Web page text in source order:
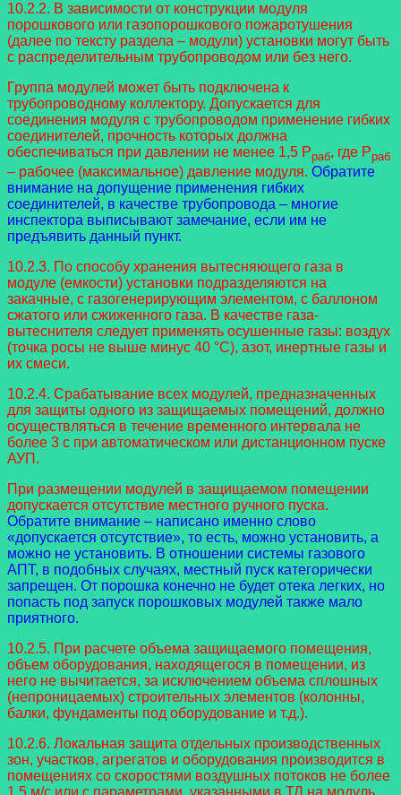
10.2.2. В зависимости от конструкции модуля
порошкового или газопорошкового пожаротушения
(далее по тексту раздела – модули) установки могут быть
с распределительным трубопроводом или без него.
Группа модулей может быть подключена к
трубопроводному коллектору. Допускается для
соединения модуля с трубопроводом применение гибких
соединителей, прочность которых должна
обеспечиваться при давлении не менее 1,5 Pраб, где Pраб
– рабочее (максимальное) давление модуля. Обратите
внимание на допущение применения гибких
соединителей, в качестве трубопровода – многие
инспектора выписывают замечание, если им не
предъявить данный пункт.
10.2.3. По способу хранения вытесняющего газа в
модуле (емкости) установки подразделяются на
закачные, с газогенерирующим элементом, с баллоном
сжатого или сжиженного газа. В качестве газа-
вытеснителя следует применять осушенные газы: воздух
(точка росы не выше минус 40 °C), азот, инертные газы и
их смеси.
10.2.4. Срабатывание всех модулей, предназначенных
для защиты одного из защищаемых помещений, должно
осуществляться в течение временного интервала не
более 3 с при автоматическом или дистанционном пуске
АУП.
При размещении модулей в защищаемом помещении
допускается отсутствие местного ручного пуска.
Обратите внимание – написано именно слово
«допускается отсутствие», то есть, можно установить, а
можно не установить. В отношении системы газового
АПТ, в подобных случаях, местный пуск категорически
запрещен. От порошка конечно не будет отека легких, но
попасть под запуск порошковых модулей также мало
приятного.
10.2.5. При расчете объема защищаемого помещения,
объем оборудования, находящегося в помещении, из
него не вычитается, за исключением объема сплошных
(непроницаемых) строительных элементов (колонны,
балки, фундаменты под оборудование и т.д.).
10.2.6. Локальная защита отдельных производственных
зон, участков, агрегатов и оборудования производится в
помещениях со скоростями воздушных потоков не более
1,5 м/с или с параметрами, указанными в ТД на модуль